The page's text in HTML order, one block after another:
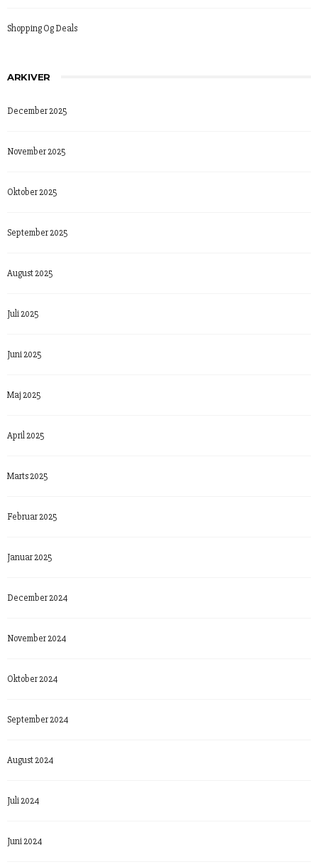
Shopping Og Deals
ARKIVER
December 2025
November 2025
Oktober 2025
September 2025
August 2025
Juli 2025
Juni 2025
Maj 2025
April 2025
Marts 2025
Februar 2025
Januar 2025
December 2024
November 2024
Oktober 2024
September 2024
August 2024
Juli 2024
Juni 2024